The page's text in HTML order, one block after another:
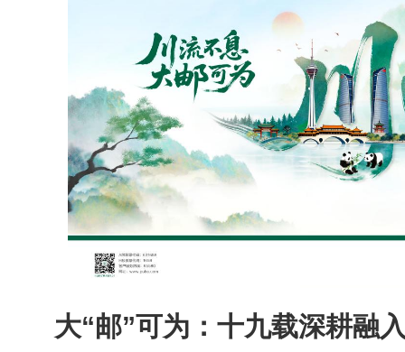
大“邮”可为：十九载深耕融